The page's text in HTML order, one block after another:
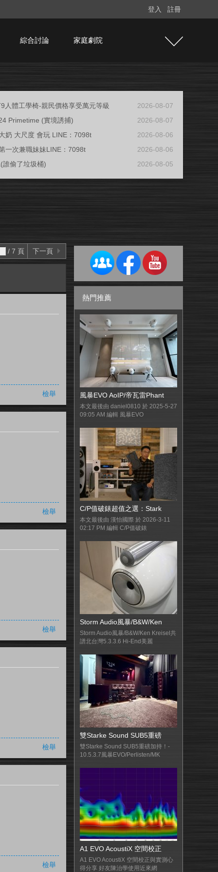
登入 註冊
綜合討論 家庭劇院
人體工學椅-親民價格享受萬元等級
2026-08-07
Primetime (實境誘捕)
2026-08-07
奶 大尺度 會玩 LINE：7098t
2026-08-06
一次兼職妹妹LINE：7098t
2026-08-06
誰偷了垃圾桶)
2026-08-05
/ 7 頁 下一頁
檢舉
檢舉
檢舉
檢舉
檢舉
熱門推薦
風暴EVO AoIP/帝瓦雷Phant
本文最後由 daniel0810 於 2025-5-27
09:05 AM 編輯 風暴EVO
C/P值破錶超值之選：Stark
本文最後由 漢怡國際 於 2026-3-11
02:17 PM 編輯 C/P值破錶
Storm Audio風暴/B&W/Ken
Storm Audio風暴/B&W/Ken Kreisel共
譜北台灣5.3.3.6 Hi-End美麗
雙Starke Sound SUB5重磅
雙Starke Sound SUB5重磅加持！-
10.5.3.7風暴EVO/Perlisten/MK
A1 EVO AcoustiX 空間校正
A1 EVO AcoustiX 空間校正與實測心
得分享 好友陳治學使用近來網